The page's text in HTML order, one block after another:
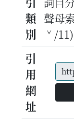
類
別
聲母
ˇ/11)
引
用
網
址